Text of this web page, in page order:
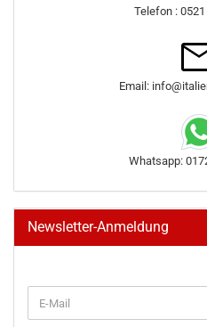
Telefon :
Email:
Whatsapp:
Newsletter-Anmeldung
ZUR
E-
Mail